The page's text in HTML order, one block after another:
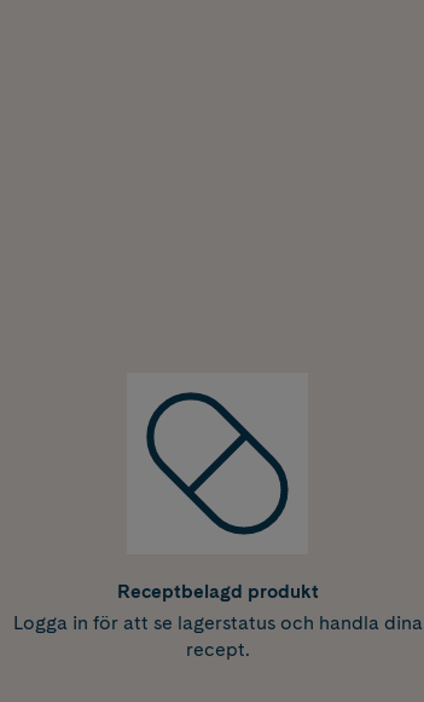
Receptbelagd produkt
Logga in för att se lagerstatus och handla dina
recept.